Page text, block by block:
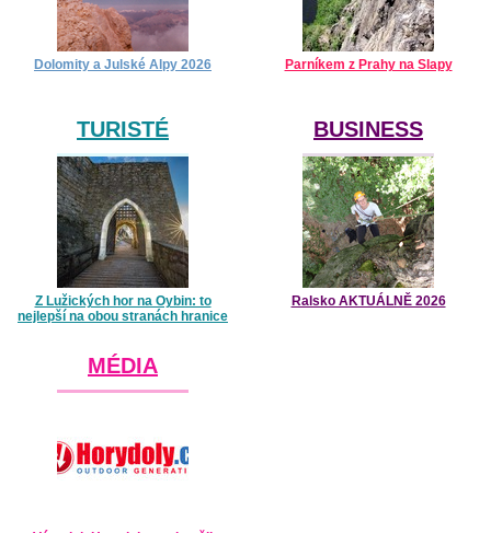
Dolomity a Julské Alpy 2026 Parníkem z Prahy na Slapy
TURISTÉ
Z Lužických hor na Oybin: to
nejlepší na obou stranách hranice
BUSINESS
Ralsko AKTUÁLNĚ 2026
MÉDIA